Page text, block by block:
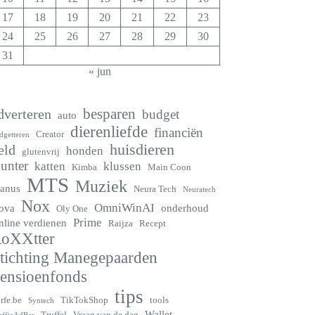
17
18 19 20 21 22
23
24
25 26 27 28 29
30
31
« jun
auto besparen budget
Creator dierenliefde financiën
glutenvrij honden huisdieren
katten Kimba klussen Main Coon
MTS Muziek Neura Tech Neuratech
Nox Oly One OmniWinAI onderhoud
verdienen Prime Raijza Recept
Manegepaarden
Syntech TikTokShop tips tools